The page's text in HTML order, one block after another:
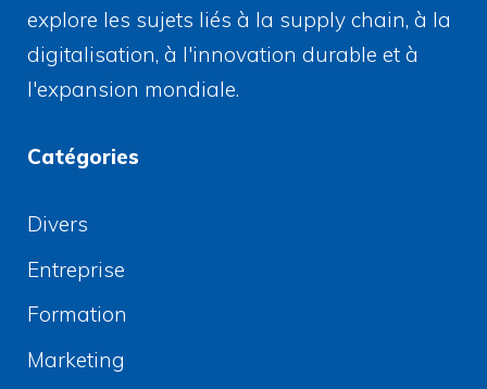
explore les sujets liés à la supply chain, à la
digitalisation, à l'innovation durable et à
l'expansion mondiale.
Catégories
Divers
Entreprise
Formation
Marketing